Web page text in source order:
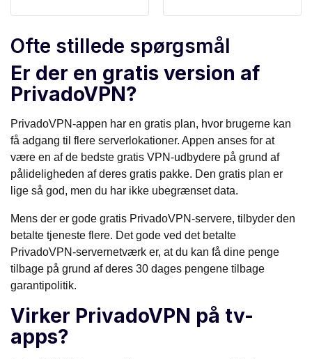
Ofte stillede spørgsmål
Er der en gratis version af
PrivadoVPN?
PrivadoVPN-appen har en gratis plan, hvor brugerne kan
få adgang til flere serverlokationer. Appen anses for at
være en af de bedste gratis VPN-udbydere på grund af
pålideligheden af deres gratis pakke. Den gratis plan er
lige så god, men du har ikke ubegrænset data.
Mens der er gode gratis PrivadoVPN-servere, tilbyder den
betalte tjeneste flere. Det gode ved det betalte
PrivadoVPN-servernetværk er, at du kan få dine penge
tilbage på grund af deres 30 dages pengene tilbage
garantipolitik.
Virker PrivadoVPN på tv-
apps?